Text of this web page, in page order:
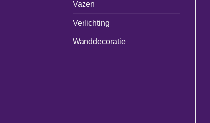
Vazen
Verlichting
Wanddecoratie